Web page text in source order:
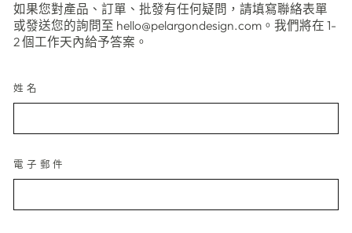
如果您對產品、訂單、批發有任何疑問，請填寫聯絡表單
或發送您的詢問至 hello@pelargondesign.com。我們將在 1-
2 個工作天內給予答案。
姓名
電子郵件